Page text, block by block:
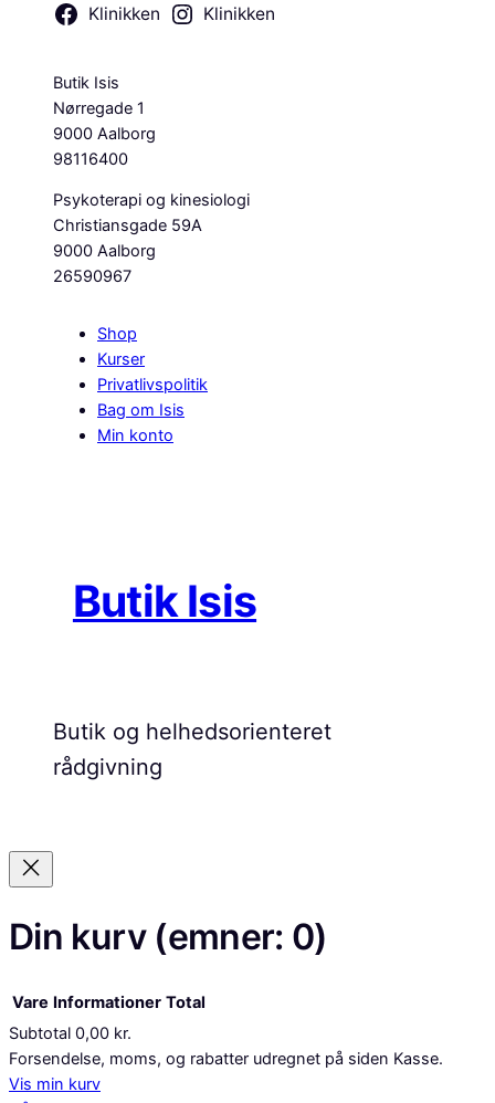
Klinikken
Klinikken
Butik Isis
Nørregade 1
9000 Aalborg
98116400
Psykoterapi og kinesiologi
Christiansgade 59A
9000 Aalborg
26590967
Shop
Kurser
Privatlivspolitik
Bag om Isis
Min konto
Butik Isis
Butik og helhedsorienteret
rådgivning
Din kurv (emner: 0)
Varer
Vare Informationer Total
Subtotal 0,00 kr.
Forsendelse, moms, og rabatter udregnet på siden Kasse.
Vis min kurv